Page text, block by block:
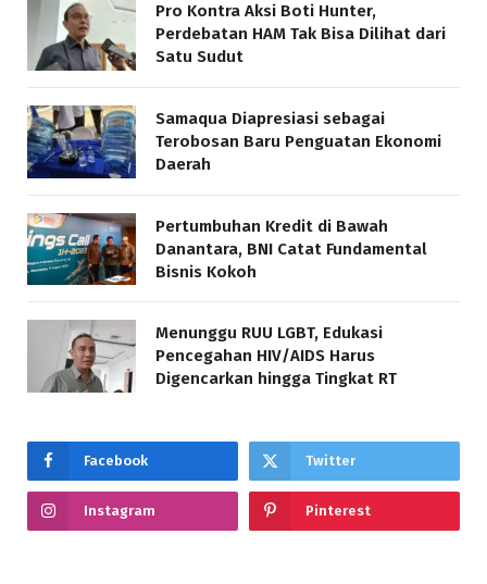
Pro Kontra Aksi Boti Hunter,
Perdebatan HAM Tak Bisa Dilihat dari
Satu Sudut
Samaqua Diapresiasi sebagai
Terobosan Baru Penguatan Ekonomi
Daerah
Pertumbuhan Kredit di Bawah
Danantara, BNI Catat Fundamental
Bisnis Kokoh
Menunggu RUU LGBT, Edukasi
Pencegahan HIV/AIDS Harus
Digencarkan hingga Tingkat RT
Facebook Twitter
Instagram Pinterest